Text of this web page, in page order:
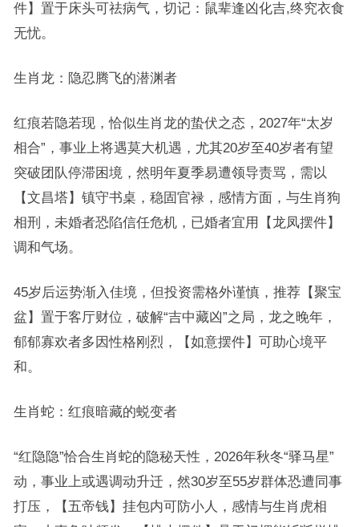
件】置于床头可祛病气，切记：鼠辈逢凶化吉,终究衣食
无忧。
生肖龙：隐忍腾飞的潜渊者
红痕若隐若现，恰似生肖龙的蛰伏之态，2027年“太岁
相合”，事业上将遇莫大机遇，尤其20岁至40岁者有望
突破团队停滞困境，然明年夏季易遭领导责骂，需以
【文昌塔】镇守书桌，稳固官禄，感情方面，与生肖狗
相刑，未婚者恐陷信任危机，已婚者宜用【龙凤摆件】
调和气场。
45岁后运势渐入佳境，但投资需格外谨慎，推荐【聚宝
盆】置于客厅财位，破解“吉中藏凶”之局，龙之晚年，
郁郁寡欢者多因性格刚烈，【如意摆件】可助心境平
和。
生肖蛇：红痕暗藏的蜕变者
“红隐隐”恰合生肖蛇的隐秘天性，2026年秋冬“驿马星”
动，事业上或遇调动升迁，然30岁至55岁群体恐遭同事
打压，【五帝钱】挂包内可防小人，感情与生肖虎相